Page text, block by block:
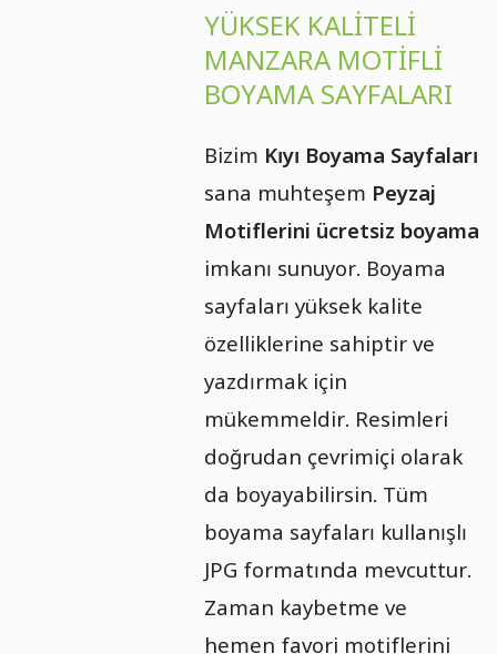
YÜKSEK KALITELI
MANZARA MOTIFLI
BOYAMA SAYFALARI
Bizim Kıyı Boyama Sayfaları
sana muhteşem Peyzaj
Motiflerini ücretsiz boyama
imkanı sunuyor. Boyama
sayfaları yüksek kalite
özelliklerine sahiptir ve
yazdırmak için
mükemmeldir. Resimleri
doğrudan çevrimiçi olarak
da boyayabilirsin. Tüm
boyama sayfaları kullanışlı
JPG formatında mevcuttur.
Zaman kaybetme ve
hemen favori motiflerini